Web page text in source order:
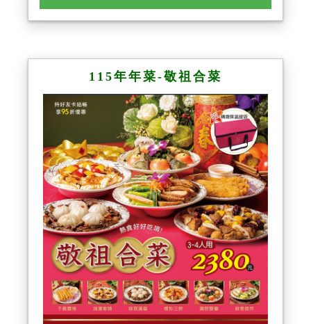
115年年菜-敬祖合菜